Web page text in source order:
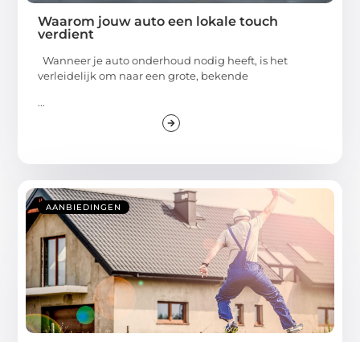
Waarom jouw auto een lokale touch
verdient
Wanneer je auto onderhoud nodig heeft, is het
verleidelijk om naar een grote, bekende
...
AANBIEDINGEN